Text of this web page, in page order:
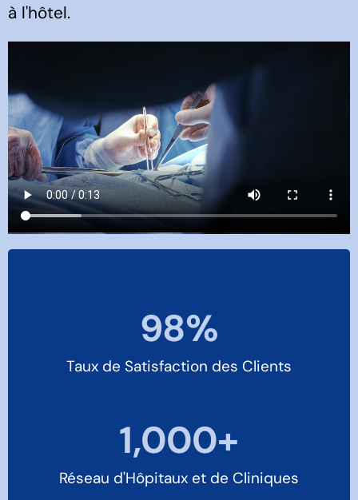
à l'hôtel.
Taux de Satisfaction des Clients
98%
Réseau d'Hôpitaux et de Cliniques
1,000+